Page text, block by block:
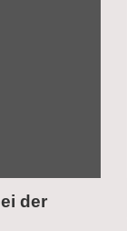
der